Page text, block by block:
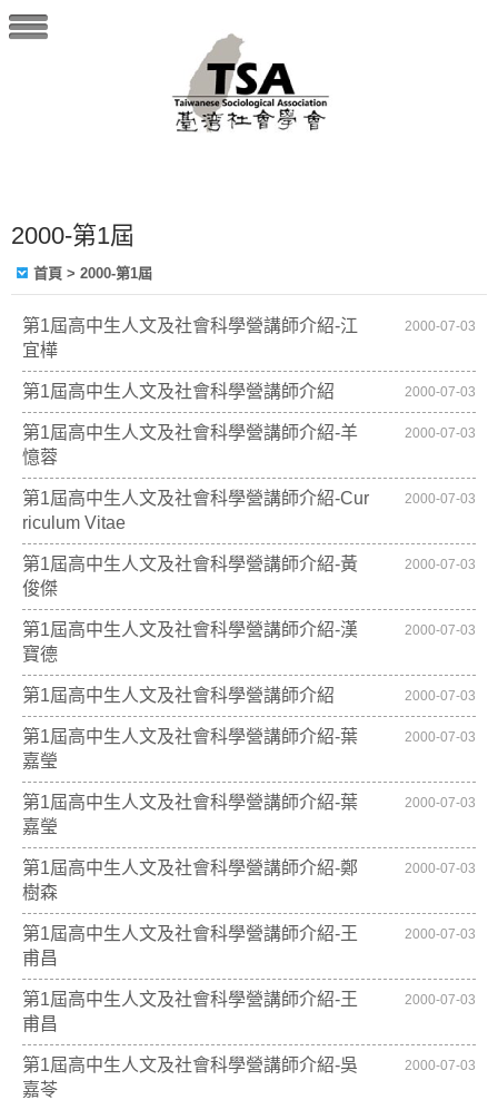
2000-第1屆
首頁 > 2000-第1屆
第1屆高中生人文及社會科學營講師介紹-江
宜樺
2000-07-03
第1屆高中生人文及社會科學營講師介紹 2000-07-03
第1屆高中生人文及社會科學營講師介紹-羊
憶蓉
2000-07-03
第1屆高中生人文及社會科學營講師介紹-Cur
riculum Vitae
2000-07-03
第1屆高中生人文及社會科學營講師介紹-黃
俊傑
2000-07-03
第1屆高中生人文及社會科學營講師介紹-漢
寶德
2000-07-03
第1屆高中生人文及社會科學營講師介紹 2000-07-03
第1屆高中生人文及社會科學營講師介紹-葉
嘉瑩
2000-07-03
第1屆高中生人文及社會科學營講師介紹-葉
嘉瑩
2000-07-03
第1屆高中生人文及社會科學營講師介紹-鄭
樹森
2000-07-03
第1屆高中生人文及社會科學營講師介紹-王
甫昌
2000-07-03
第1屆高中生人文及社會科學營講師介紹-王
甫昌
2000-07-03
第1屆高中生人文及社會科學營講師介紹-吳
嘉苓
2000-07-03